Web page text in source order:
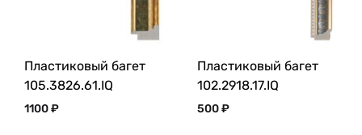
Пластиковый багет
105.3826.61.IQ
1100₽
Пластиковый багет
102.2918.17.IQ
500₽